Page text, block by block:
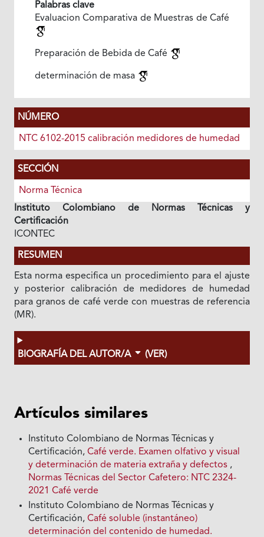
Palabras clave
Evaluacion Comparativa de Muestras de Café
Preparación de Bebida de Café
determinación de masa
NÚMERO
NTC 6102-2015 calibración medidores de humedad
SECCIÓN
Norma Técnica
Instituto Colombiano de Normas Técnicas y
Certificación
ICONTEC
RESUMEN
Esta norma especifica un procedimiento para el ajuste
y posterior calibración de medidores de humedad
para granos de café verde con muestras de referencia
(MR).
BIOGRAFÍA DEL AUTOR/A (VER)
Artículos similares
Instituto Colombiano de Normas Técnicas y
Certificación,Café verde. Examen olfativo y visual
y determinación de materia extraña y defectos ,
Normas Técnicas del Sector Cafetero: NTC 2324-
2021 Café verde
Instituto Colombiano de Normas Técnicas y
Certificación,Café soluble (instantáneo)
determinación del contenido de humedad.